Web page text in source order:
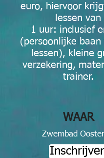
euro, hiervoor
lessen van
1 uur: inclusief
(persoonlijke baan
lessen), kleine
verzekering,
trainer.
WAAR
Zwembad